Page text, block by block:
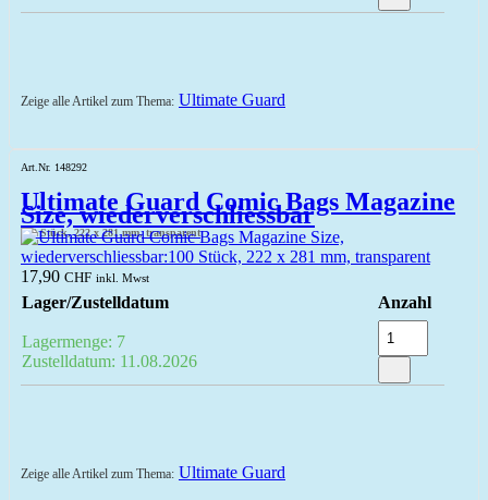
Zeige alle Artikel zum Thema: Ultimate Guard
Art.Nr. 148292
Ultimate Guard Comic Bags Magazine
Size, wiederverschliessbar
100 Stück, 222 x 281 mm, transparent
17,90 CHF inkl. Mwst
Lager/Zustelldatum Anzahl
Lagermenge: 7
Zustelldatum: 11.08.2026
Zeige alle Artikel zum Thema: Ultimate Guard